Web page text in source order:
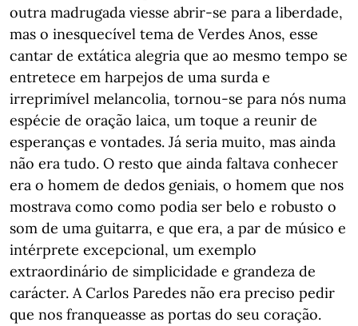
outra madrugada viesse abrir-se para a liberdade,
mas o inesquecível tema de Verdes Anos, esse
cantar de extática alegria que ao mesmo tempo se
entretece em harpejos de uma surda e
irreprimível melancolia, tornou-se para nós numa
espécie de oração laica, um toque a reunir de
esperanças e vontades. Já seria muito, mas ainda
não era tudo. O resto que ainda faltava conhecer
era o homem de dedos geniais, o homem que nos
mostrava como como podia ser belo e robusto o
som de uma guitarra, e que era, a par de músico e
intérprete excepcional, um exemplo
extraordinário de simplicidade e grandeza de
carácter. A Carlos Paredes não era preciso pedir
que nos franqueasse as portas do seu coração.